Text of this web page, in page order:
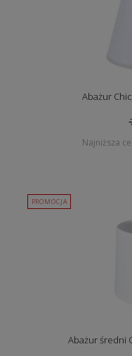
Abażur
Najniższa
PROMOCJA
Abażur średni